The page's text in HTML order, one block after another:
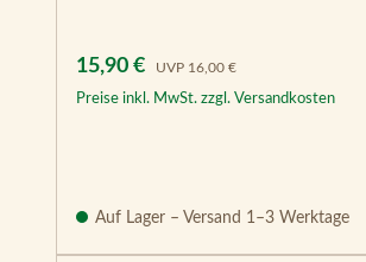
Verkaufspreis:
15,90 € UVP Regulärer Preis:
16,00 €
Preise inkl. MwSt. zzgl. Versandkosten
Auf Lager – Versand 1–3 Werktage